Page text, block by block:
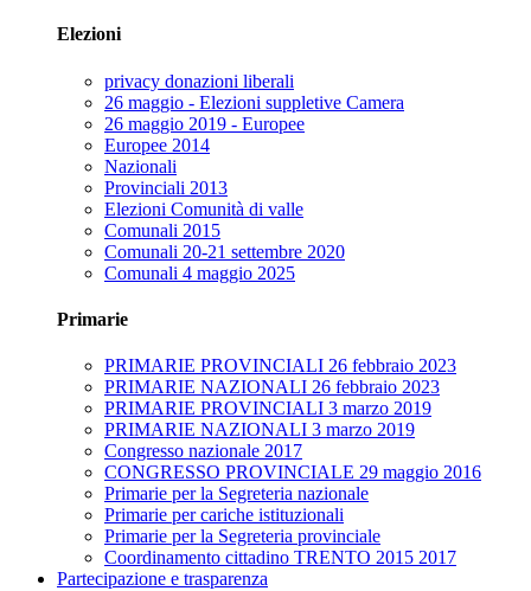
Elezioni
privacy donazioni liberali
26 maggio - Elezioni suppletive Camera
26 maggio 2019 - Europee
Europee 2014
Nazionali
Provinciali 2013
Elezioni Comunità di valle
Comunali 2015
Comunali 20-21 settembre 2020
Comunali 4 maggio 2025
Primarie
PRIMARIE PROVINCIALI 26 febbraio 2023
PRIMARIE NAZIONALI 26 febbraio 2023
PRIMARIE PROVINCIALI 3 marzo 2019
PRIMARIE NAZIONALI 3 marzo 2019
Congresso nazionale 2017
CONGRESSO PROVINCIALE 29 maggio 2016
Primarie per la Segreteria nazionale
Primarie per cariche istituzionali
Primarie per la Segreteria provinciale
Coordinamento cittadino TRENTO 2015 2017
Partecipazione e trasparenza